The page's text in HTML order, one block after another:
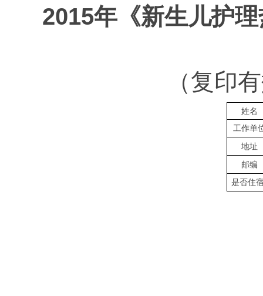
2015年《新生儿护
（复印
姓名
工作单
地址
邮编
是否住